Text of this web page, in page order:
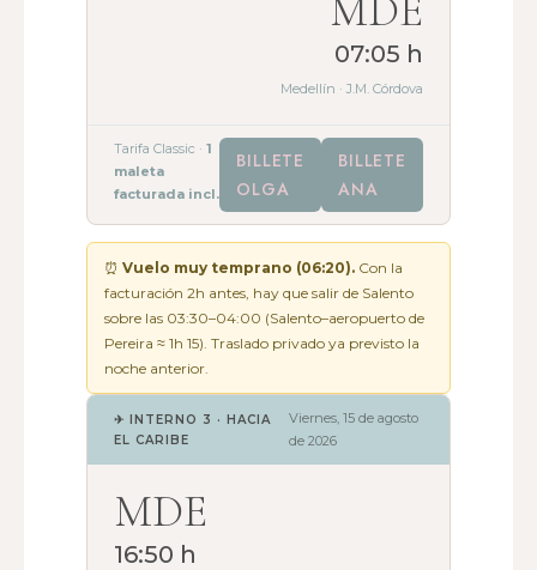
07:05 h
Medellín · J.M. Córdova
Tarifa Classic · 1
maleta
facturada incl.
BILLETE
OLGA
BILLETE
ANA
⏰ Vuelo muy temprano (06:20). Con la
facturación 2h antes, hay que salir de Salento
sobre las 03:30–04:00 (Salento–aeropuerto de
Pereira ≈ 1h 15). Traslado privado ya previsto la
noche anterior.
✈ INTERNO 3 · HACIA
EL CARIBE
Viernes, 15 de agosto
de 2026
MDE
16:50 h